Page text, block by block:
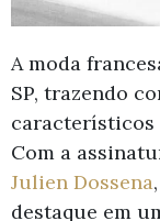
A moda
SP, trazendo
característicos
Com a
Julien Dossena
destaque em